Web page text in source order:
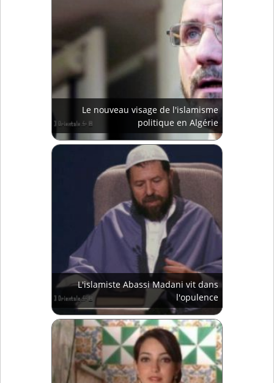
Le nouveau visage de l'islamisme
politique en Algérie
L'islamiste Abassi Madani vit dans
l'opulence